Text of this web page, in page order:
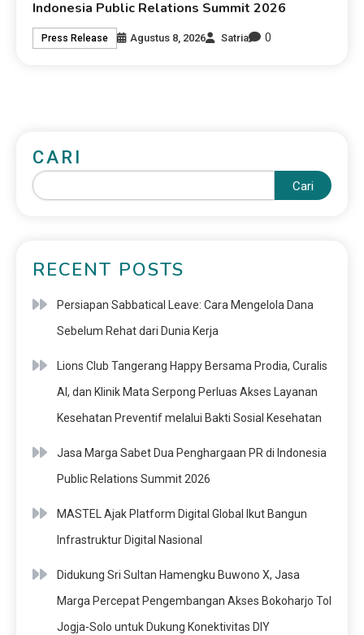
Indonesia Public Relations Summit 2026
Press Release Agustus 8, 2026 Satria 0
CARI
Cari
RECENT POSTS
Persiapan Sabbatical Leave: Cara Mengelola Dana
Sebelum Rehat dari Dunia Kerja
Lions Club Tangerang Happy Bersama Prodia, Curalis
AI, dan Klinik Mata Serpong Perluas Akses Layanan
Kesehatan Preventif melalui Bakti Sosial Kesehatan
Jasa Marga Sabet Dua Penghargaan PR di Indonesia
Public Relations Summit 2026
MASTEL Ajak Platform Digital Global Ikut Bangun
Infrastruktur Digital Nasional
Didukung Sri Sultan Hamengku Buwono X, Jasa
Marga Percepat Pengembangan Akses Bokoharjo Tol
Jogja-Solo untuk Dukung Konektivitas DIY